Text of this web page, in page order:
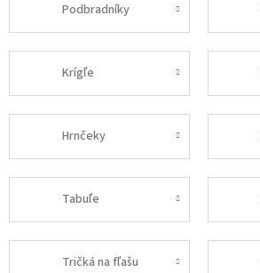
Podbradníky
Krígľe
Hrnčeky
Tabuľe
Tričká na fľašu